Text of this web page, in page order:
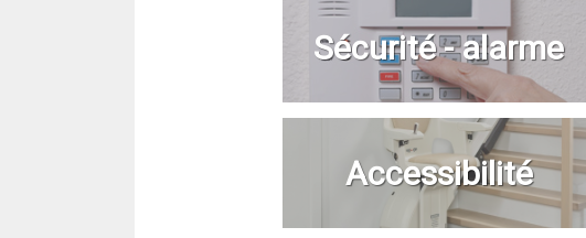
Sécurité - alarme
Accessibilité